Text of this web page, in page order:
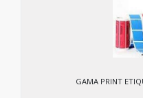
GAMA PRINT